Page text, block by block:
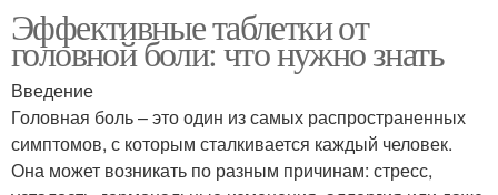
Эффективные таблетки от
головной боли: что нужно знать
Введение
Головная боль – это один из самых распространенных
симптомов, с которым сталкивается каждый человек.
Она может возникать по разным причинам: стресс,